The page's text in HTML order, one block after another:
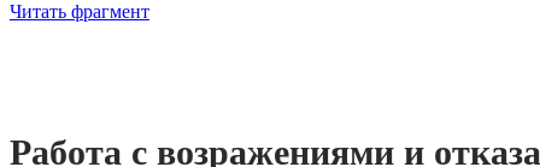
Читать фрагмент
Работа с возражениями и